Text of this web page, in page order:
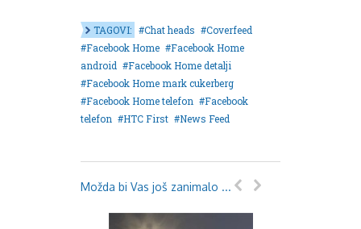
TAGOVI: Chat heads
Coverfeed
Facebook Home
Facebook Home
android
Facebook Home detalji
Facebook Home mark cukerberg
Facebook Home telefon
Facebook
telefon
HTC First News Feed
Možda bi Vas još zanimalo ...